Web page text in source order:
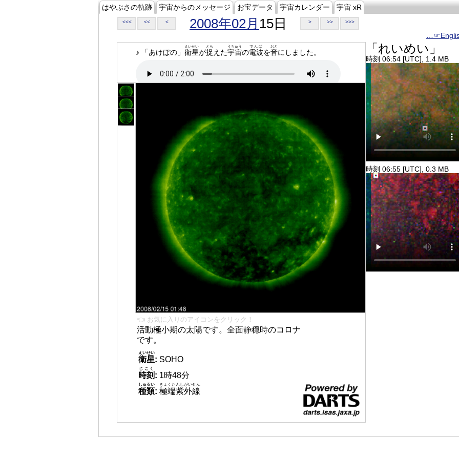
はやぶさの軌跡 宇宙からのメッセージ お宝データ 宇宙カレンダー 宇宙 xR
<<< << < 2008年02月 15日 > >> >>>
♪ 「あけぼの」 衛星
えいせい
が捉
とら
えた宇宙
うちゅう
の電波
でんぱ
を音
おと
にしました。
👈 お気に入りのアイコンをクリック！
活動極小期の太陽です。全面静穏時のコロナ
です。
衛星
えいせい
: SOHO
時刻
じこく
: 1時48分
種類
しゅるい
: 極端紫外線
きょくたんしがいせん
「れいめい」
時刻 06:54 [UTC], 1.4 MB
時刻 06:55 [UTC], 0.3 MB